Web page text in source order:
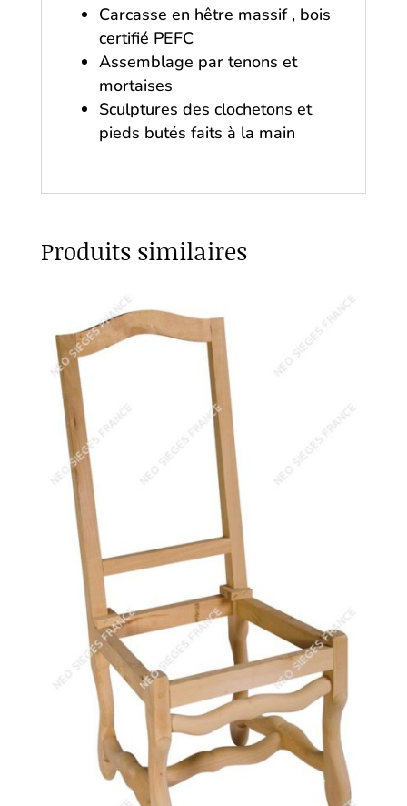
Carcasse en hêtre massif , bois
certifié PEFC
Assemblage par tenons et
mortaises
Sculptures des clochetons et
pieds butés faits à la main
Produits similaires